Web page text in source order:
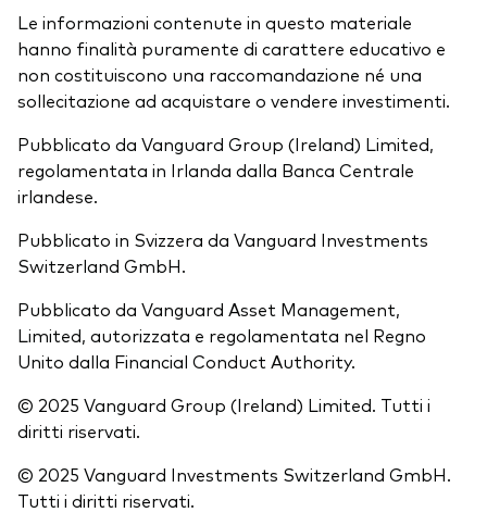
Le informazioni contenute in questo materiale
hanno finalità puramente di carattere educativo e
non costituiscono una raccomandazione né una
sollecitazione ad acquistare o vendere investimenti.
Pubblicato da Vanguard Group (Ireland) Limited,
regolamentata in Irlanda dalla Banca Centrale
irlandese.
Pubblicato in Svizzera da Vanguard Investments
Switzerland GmbH.
Pubblicato da Vanguard Asset Management,
Limited, autorizzata e regolamentata nel Regno
Unito dalla Financial Conduct Authority.
© 2025 Vanguard Group (Ireland) Limited. Tutti i
diritti riservati.
© 2025 Vanguard Investments Switzerland GmbH.
Tutti i diritti riservati.